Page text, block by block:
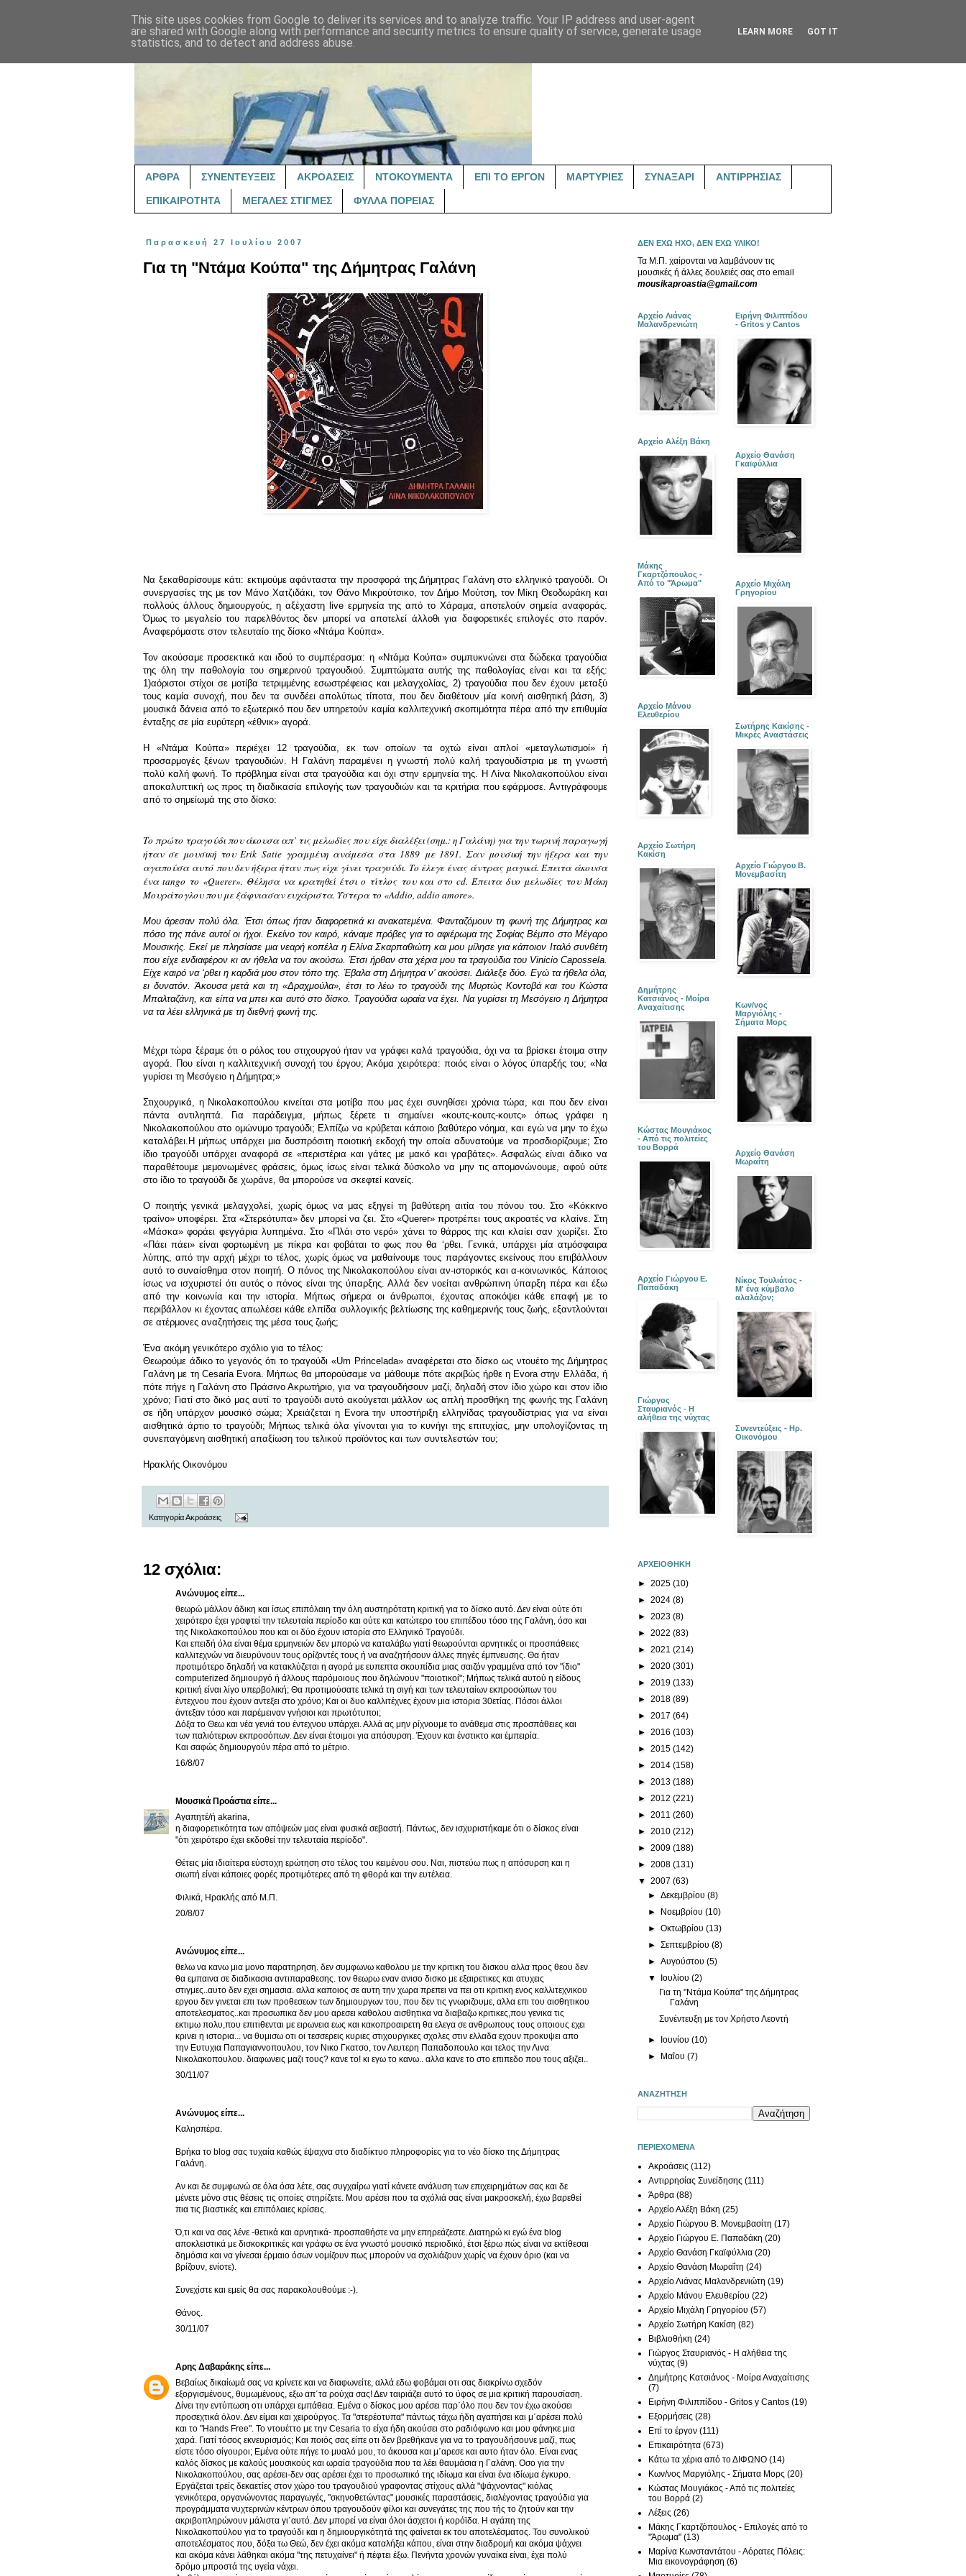
ΑΡΘΡΑ ΣΥΝΕΝΤΕΥΞΕΙΣ ΑΚΡΟΑΣΕΙΣ ΝΤΟΚΟΥΜΕΝΤΑ ΕΠΙ ΤΟ ΕΡΓΟΝ ΜΑΡΤΥΡΙΕΣ ΣΥΝΑΞΑΡΙ ΑΝΤΙΡΡΗΣΙΑΣ
ΕΠΙΚΑΙΡΟΤΗΤΑ ΜΕΓΑΛΕΣ ΣΤΙΓΜΕΣ ΦΥΛΛΑ ΠΟΡΕΙΑΣ
Παρασκευή 27 Ιουλίου 2007
Για τη "Ντάμα Κούπα" της Δήμητρας Γαλάνη
Να ξεκαθαρίσουμε κάτι: εκτιμούμε αφάνταστα την προσφορά της Δήμητρας Γαλάνη στο ελληνικό τραγούδι. Οι
συνεργασίες της με τον Μάνο Χατζιδάκι, τον Θάνο Μικρούτσικο, τον Δήμο Μούτση, τον Μίκη Θεοδωράκη και
πολλούς άλλους δημιουργούς, η αξέχαστη live ερμηνεία της από το Χάραμα, αποτελούν σημεία αναφοράς.
Όμως το μεγαλείο του παρελθόντος δεν μπορεί να αποτελεί άλλοθι για δαφορετικές επιλογές στο παρόν.
Αναφερόμαστε στον τελευταίο της δίσκο «Ντάμα Κούπα».
Τον ακούσαμε προσεκτικά και ιδού το συμπέρασμα: η «Ντάμα Κούπα» συμπυκνώνει στα δώδεκα τραγούδια
της όλη την παθολογία του σημερινού τραγουδιού. Συμπτώματα αυτής της παθολογίας είναι και τα εξής:
1)αόριστοι στίχοι σε μοτίβα τετριμμένης εσωστρέφειας και μελαγχολίας, 2) τραγούδια που δεν έχουν μεταξύ
τους καμία συνοχή, που δεν τα συνδέει απολύτως τίποτα, που δεν διαθέτουν μία κοινή αισθητική βάση, 3)
μουσικά δάνεια από το εξωτερικό που δεν υπηρετούν καμία καλλιτεχνική σκοπιμότητα πέρα από την επιθυμία
ένταξης σε μία ευρύτερη «έθνικ» αγορά.
Η «Ντάμα Κούπα» περιέχει 12 τραγούδια, εκ των οποίων τα οχτώ είναι απλοί «μεταγλωτισμοί» ή
προσαρμογές ξένων τραγουδιών. Η Γαλάνη παραμένει η γνωστή πολύ καλή τραγουδίστρια με τη γνωστή
πολύ καλή φωνή. Το πρόβλημα είναι στα τραγούδια και όχι στην ερμηνεία της. Η Λίνα Νικολακοπούλου είναι
αποκαλυπτική ως προς τη διαδικασία επιλογής των τραγουδιών και τα κριτήρια που εφάρμοσε. Αντιγράφουμε
από το σημείωμά της στο δίσκο:
Το πρώτο τραγούδι που άκουσα απ’ τις μελωδίες που είχε διαλέξει (σημ.: η Γαλάνη) για την τωρινή παραγωγή
ήταν σε μουσική του Erik Satie γραμμένη ανάμεσα στα 1889 με 1891. Σαν μουσική την ήξερα και την
αγαπούσα αυτό που δεν ήξερα ήταν πως είχε γίνει τραγούδι. Το έλεγε ένας άντρας μαγικά. Έπειτα άκουσα
ένα tango το «Querer». Θέλησα να κρατηθεί έτσι ο τίτλος του και στο cd. Έπειτα δυο μελωδίες του Μάκη
Μουράτογλου που με ξάφνιασαν ευχάριστα. Ύστερα το «Addio, addio amore».
Μου άρεσαν πολύ όλα. Έτσι όπως ήταν διαφορετικά κι ανακατεμένα. Φανταζόμουν τη φωνή της Δήμητρας και
πόσο της πάνε αυτοί οι ήχοι. Εκείνο τον καιρό, κάναμε πρόβες για το αφιέρωμα της Σοφίας Βέμπο στο Μέγαρο
Μουσικής. Εκεί με πλησίασε μια νεαρή κοπέλα η Ελίνα Σκαρπαθιώτη και μου μίλησε για κάποιον Ιταλό συνθέτη
που είχε ενδιαφέρον κι αν ήθελα να τον ακούσω. Έτσι ήρθαν στα χέρια μου τα τραγούδια του Vinicio Capossela.
Είχε καιρό να ‘ρθει η καρδιά μου στον τόπο της. Έβαλα στη Δήμητρα ν’ ακούσει. Διάλεξε δύο. Εγώ τα ήθελα όλα,
ει δυνατόν. Άκουσα μετά και τη «Δραχμούλα», έτσι το λέω το τραγούδι της Μυρτώς Κοντοβά και του Κώστα
Μπαλταζάνη, και είπα να μπει και αυτό στο δίσκο. Τραγούδια ωραία να έχει. Να γυρίσει τη Μεσόγειο η Δήμητρα
να τα λέει ελληνικά με τη διεθνή φωνή της.
Μέχρι τώρα ξέραμε ότι ο ρόλος του στιχουργού ήταν να γράφει καλά τραγούδια, όχι να τα βρίσκει έτοιμα στην
αγορά. Που είναι η καλλιτεχνική συνοχή του έργου; Ακόμα χειρότερα: ποιός είναι ο λόγος ύπαρξής του; «Να
γυρίσει τη Μεσόγειο η Δήμητρα;»
Στιχουργικά, η Νικολακοπούλου κινείται στα μοτίβα που μας έχει συνηθίσει χρόνια τώρα, και που δεν είναι
πάντα αντιληπτά. Για παράδειγμα, μήπως ξέρετε τι σημαίνει «κουτς-κουτς-κουτς» όπως γράφει η
Νικολακοπούλου στο ομώνυμο τραγούδι; Ελπίζω να κρύβεται κάποιο βαθύτερο νόημα, και εγώ να μην το έχω
καταλάβει.Η μήπως υπάρχει μια δυσπρόσιτη ποιοτική εκδοχή την οποία αδυνατούμε να προσδιορίζουμε; Στο
ίδιο τραγούδι υπάρχει αναφορά σε «περιστέρια και γάτες με μακό και γραβάτες». Ασφαλώς είναι άδικο να
παραθέτουμε μεμονωμένες φράσεις, όμως ίσως είναι τελικά δύσκολο να μην τις απομονώνουμε, αφού ούτε
στο ίδιο το τραγούδι δε χωράνε, θα μπορούσε να σκεφτεί κανείς.
Ο ποιητής γενικά μελαγχολεί, χωρίς όμως να μας εξηγεί τη βαθύτερη αιτία του πόνου του. Στο «Κόκκινο
τραίνο» υποφέρει. Στα «Στερεότυπα» δεν μπορεί να ζει. Στο «Querer» προτρέπει τους ακροατές να κλαίνε. Στη
«Μάσκα» φοράει φεγγάρια λυπημένα. Στο «Πλάι στο νερό» χάνει το θάρρος της και κλαίει σαν χωρίζει. Στο
«Πάει πάει» είναι φορτωμένη με πίκρα και φοβάται το φως που θα ‘ρθει. Γενικά, υπάρχει μία ατμόσφαιρα
λύπης, από την αρχή μέχρι το τέλος, χωρίς όμως να μαθαίνουμε τους παράγοντες εκείνους που επιβάλλουν
αυτό το συναίσθημα στον ποιητή. Ο πόνος της Νικολακοπούλου είναι αν-ιστορικός και α-κοινωνικός. Κάποιος
ίσως να ισχυριστεί ότι αυτός ο πόνος είναι της ύπαρξης. Αλλά δεν νοείται ανθρώπινη ύπαρξη πέρα και έξω
από την κοινωνία και την ιστορία. Μήπως σήμερα οι άνθρωποι, έχοντας αποκόψει κάθε επαφή με το
περιβάλλον κι έχοντας απωλέσει κάθε ελπίδα συλλογικής βελτίωσης της καθημερινής τους ζωής, εξαντλούνται
σε ατέρμονες αναζητήσεις της μέσα τους ζωής;
Ένα ακόμη γενικότερο σχόλιο για το τέλος:
Θεωρούμε άδικο το γεγονός ότι το τραγούδι «Um Princelada» αναφέρεται στο δίσκο ως ντουέτο της Δήμητρας
Γαλάνη με τη Cesaria Evora. Μήπως θα μπορούσαμε να μάθουμε πότε ακριβώς ήρθε η Evora στην Ελλάδα, ή
πότε πήγε η Γαλάνη στο Πράσινο Ακρωτήριο, για να τραγουδήσουν μαζί, δηλαδή στον ίδιο χώρο και στον ίδιο
χρόνο; Γιατί στο δικό μας αυτί το τραγούδι αυτό ακούγεται μάλλον ως απλή προσθήκη της φωνής της Γαλάνη
σε ήδη υπάρχον μουσικό σώμα; Χρειάζεται η Evora την υποστήριξη ελληνίδας τραγουδίστριας για να είναι
αισθητικά άρτιο το τραγούδι; Μήπως τελικά όλα γίνονται για το κυνήγι της επιτυχίας, μην υπολογίζοντας τη
συνεπαγόμενη αισθητική απαξίωση του τελικού προϊόντος και των συντελεστών του;
Ηρακλής Οικονόμου
ΚατηγορίαΑκροάσεις
12 σχόλια:
Ανώνυμος είπε...
θεωρώ μάλλον άδικη και ίσως επιπόλαιη την όλη αυστηρότατη κριτική για το δίσκο αυτό. Δεν είναι ούτε ότι
χειρότερο έχει γραφτεί την τελευταία περίοδο και ούτε και κατώτερο του επιπέδου τόσο της Γαλάνη, όσο και
της Νικολακοπούλου που και οι δύο έχουν ιστορία στο Ελληνικό Τραγούδι.
Και επειδή όλα είναι θέμα ερμηνειών δεν μπορώ να καταλάβω γιατί θεωρούνται αρνητικές οι προσπάθειες
καλλιτεχνών να διευρύνουν τους ορίζοντές τους ή να αναζητήσουν άλλες πηγές έμπνευσης. Θα ήταν
προτιμότερο δηλαδή να κατακλύζεται η αγορά με ευπεπτα σκουπίδια μιας σαιζόν γραμμένα από τον "ίδιο"
computerized δημιουργό ή άλλους παρόμοιους που δηλώνουν "ποιοτικοί"; Μήπως τελικά αυτού η είδους
κριτική είναι λίγο υπερβολική; Θα προτιμούσατε τελικά τη σιγή και των τελευταίων εκπροσώπων του
έντεχνου που έχουν αντεξει στο χρόνο; Και οι δυο καλλιτέχνες έχουν μια ιστορια 30ετίας. Πόσοι άλλοι
άντεξαν τόσο και παρέμειναν γνήσιοι και πρωτότυποι;
Δόξα το Θεω και νέα γενιά του έντεχνου υπάρχει. Αλλά ας μην ρίχνουμε το ανάθεμα στις προσπάθειες και
των παλιότερων εκπροσόπων. Δεν είναι έτοιμοι για απόσυρση. Έχουν και ένστικτο και έμπειρία.
Και σαφώς δημιουργούν πέρα από το μέτριο.
16/8/07
Μουσικά Προάστια είπε...
Αγαπητέ/ή akarina,
η διαφορετικότητα των απόψεών μας είναι φυσικά σεβαστή. Πάντως, δεν ισχυριστήκαμε ότι ο δίσκος είναι
"ότι χειρότερο έχει εκδοθεί την τελευταία περίοδο".
Θέτεις μία ιδιαίτερα εύστοχη ερώτηση στο τέλος του κειμένου σου. Ναι, πιστεύω πως η απόσυρση και η
σιωπή είναι κάποιες φορές προτιμότερες από τη φθορά και την ευτέλεια.
Φιλικά, Ηρακλής από Μ.Π.
20/8/07
Ανώνυμος είπε...
θελω να κανω μια μονο παρατηρηση. δεν συμφωνω καθολου με την κριτικη του δισκου αλλα προς θεου δεν
θα εμπαινα σε διαδικασια αντιπαραθεσης. τον θεωρω εναν ανισο δισκο με εξαιρετικες και ατυχεις
στιγμες..αυτο δεν εχει σημασια. αλλα καποιος σε αυτη την χωρα πρεπει να πει οτι κριτικη ενος καλλιτεχνικου
εργου δεν γινεται επι των προθεσεων των δημιουργων του, που δεν τις γνωριζουμε, αλλα επι του αισθητικου
αποτελεσματος..και προσωπικα δεν μου αρεσει καθολου αισθητικα να διαβαζω κριτικες,που γενικα τις
εκτιμω πολυ,που επιτιθενται με ειρωνεια εως και κακοπροαιρετη θα ελεγα σε ανθρωπους τους οποιους εχει
κρινει η ιστορια... να θυμισω οτι οι τεσσερεις κυριες στιχουργικες σχολες στιν ελλαδα εχουν προκυψει απο
την Ευτυχια Παπαγιαννοπουλου, τον Νικο Γκατσο, τον Λευτερη Παπαδοπουλο και τελος την Λινα
Νικολακοπουλου. διαφωνεις μαζι τους? κανε το! κι εγω το κανω.. αλλα κανε το στο επιπεδο που τους αξιζει..
30/11/07
Ανώνυμος είπε...
Καλησπέρα.
Βρήκα το blog σας τυχαία καθώς έψαχνα στο διαδίκτυο πληροφορίες για το νέο δίσκο της Δήμητρας
Γαλάνη.
Αν και δε συμφωνώ σε όλα όσα λέτε, σας συγχαίρω γιατί κάνετε ανάλυση των επιχειρημάτων σας και δε
μένετε μόνο στις θέσεις τις οποίες στηρίζετε. Μου αρέσει που τα σχόλιά σας είναι μακροσκελή, έχω βαρεθεί
πια τις βιαστικές και επιπόλαιες κρίσεις.
Ό,τι και να σας λένε -θετικά και αρνητικά- προσπαθήστε να μην επηρεάζεστε. Διατηρώ κι εγώ ένα blog
αποκλειστικά με δισκοκριτικές και γράφω σε ένα γνωστό μουσικό περιοδικό, έτσι ξέρω πώς είναι να εκτίθεσαι
δημόσια και να γίνεσαι έρμαιο όσων νομίζουν πως μπορούν να σχολιάζουν χωρίς να έχουν όριο (και να
βρίζουν, ενίοτε).
Συνεχίστε και εμείς θα σας παρακολουθούμε :-).
Θάνος.
30/11/07
Αρης Δαβαράκης είπε...
Βεβαίως δικαίωμά σας να κρίνετε και να διαφωνείτε, αλλά εδω φοβάμαι οτι σας διακρίνω σχεδόν
εξοργισμένους, θυμωμένους, εξω απ΄τα ρούχα σας! Δεν ταιριάζει αυτό το ύφος σε μια κριτική παρουσίαση.
Δίνει την εντύπωση οτι υπάρχει εμπάθεια. Εμένα ο δίσκος μου αρέσει παρ΄όλο που δεν τον έχω ακούσει
προσεχτικά όλον. Δεν είμαι και χειρούργος. Τα "στερέοτυπα" πάντως τάχω ήδη αγαπήσει και μ΄αρέσει πολύ
και το "Hands Free". Το ντουέττο με την Cesaria το είχα ήδη ακούσει στο ραδιόφωνο και μου φάνηκε μια
χαρά. Γιατί τόσος εκνευρισμός; Και ποιός σας είπε οτι δεν βρεθήκανε για να το τραγουδήσουνε μαζί, πως
είστε τόσο σίγουροι; Εμένα ούτε πήγε το μυαλό μου, το άκουσα και μ΄αρεσε και αυτο ήταν όλο. Είναι ενας
καλός δίσκος με καλούς μουσικούς και ωραία τραγούδια που τα λέει θαυμάσια η Γαλάνη. Οσο για την
Νικολακοπούλου, σας αρέσει-δεν σας αρέσει έχει το προσωπικό της ιδίωμα και είναι ένα ιδίωμα έγκυρο.
Εργάζεται τρείς δεκαετίες στον χώρο του τραγουδιού γραφοντας στίχους αλλά "ψάχνοντας" κιόλας
γενικότερα, οργανώνοντας παραγωγές, "σκηνοθετώντας" μουσικές παραστάσεις, διαλέγοντας τραγούδια για
προγράμματα νυχτερινών κέντρων όπου τραγουδούν φίλοι και συνεγάτες της που τής το ζητούν και την
ακριβοπληρώνουν μάλιστα γι΄αυτό. Δεν μπορεί να είναι όλοι άσχετοι ή κορόϊδα. Η αγάπη της
Νικολακοπούλου για το τραγούδι και η δημιουργικότητά της φαίνεται εκ του αποτελέσματος. Του συνολικού
αποτελέσματος που, δόξα τω Θεώ, δεν έχει ακόμα καταλήξει κάπου, είναι στην διαδρομή και ακόμα ψάχνει
και ακόμα κάνει λάθηκαι ακόμα "της πετυχαίνει" ή πέφτει έξω. Πενήντα χρονών γυναίκα είναι, έχει πολύ
δρόμο μπροστά της υγεία νάχει.
ΔΕΝ ΕΧΩ ΗΧΟ, ΔΕΝ ΕΧΩ ΥΛΙΚΟ!
Τα Μ.Π. χαίρονται να λαμβάνουν τις
μουσικές ή άλλες δουλειές σας στο email
mousikaproastia@gmail.com
Αρχείο Λιάνας
Μαλανδρενιώτη
Αρχείο Αλέξη Βάκη
Μάκης
Γκαρτζόπουλος -
Από το "Άρωμα"
Αρχείο Μάνου
Ελευθερίου
Αρχείο Σωτήρη
Κακίση
Δημήτρης
Κατσιάνος - Μοίρα
Αναχαίτισης
Κώστας Μουγιάκος
- Από τις πολιτείες
του Βορρά
Αρχείο Γιώργου Ε.
Παπαδάκη
Γιώργος
Σταυριανός - Η
αλήθεια της νύχτας
Ειρήνη Φιλιππίδου
- Gritos y Cantos
Αρχείο Θανάση
Γκαϊφύλλια
Αρχείο Μιχάλη
Γρηγορίου
Σωτήρης Κακίσης -
Μικρές Αναστάσεις
Αρχείο Γιώργου Β.
Μονεμβασίτη
Κων/νος
Μαργιόλης -
Σήματα Μορς
Αρχείο Θανάση
Μωραΐτη
Νίκος Τουλιάτος -
Μ' ένα κύμβαλο
αλαλάζον;
Συνεντεύξεις - Ηρ.
Οικονόμου
ΑΡΧΕΙΟΘΗΚΗ
► 2025 (10)
► 2024 (8)
► 2023 (8)
► 2022 (83)
► 2021 (214)
► 2020 (301)
► 2019 (133)
► 2018 (89)
► 2017 (64)
► 2016 (103)
► 2015 (142)
► 2014 (158)
► 2013 (188)
► 2012 (221)
► 2011 (260)
► 2010 (212)
► 2009 (188)
► 2008 (131)
▼ 2007 (63)
►Δεκεμβρίου(8)
► Νοεμβρίου(10)
►Οκτωβρίου(13)
►Σεπτεμβρίου(8)
►Αυγούστου(5)
▼ Ιουλίου(2)
Για τη "Ντάμα Κούπα" της Δήμητρας
Γαλάνη
Συνέντευξη με τον Χρήστο Λεοντή
► Ιουνίου(10)
► Μαΐου(7)
ΑΝΑΖΗΤΗΣΗ
ΠΕΡΙΕΧΟΜΕΝΑ
Ακροάσεις (112)
Αντιρρησίας Συνείδησης (111)
Άρθρα (88)
Αρχείο Αλέξη Βάκη (25)
Αρχείο Γιώργου Β. Μονεμβασίτη (17)
Αρχείο Γιώργου Ε. Παπαδάκη (20)
Αρχείο Θανάση Γκαϊφύλλια (20)
Αρχείο Θανάση Μωραΐτη (24)
Αρχείο Λιάνας Μαλανδρενιώτη (19)
Αρχείο Μάνου Ελευθερίου (22)
Αρχείο Μιχάλη Γρηγορίου (57)
Αρχείο Σωτήρη Κακίση (82)
Βιβλιοθήκη (24)
Γιώργος Σταυριανός - Η αλήθεια της
νύχτας (9)
Δημήτρης Κατσιάνος - Μοίρα Αναχαίτισης
(7)
Ειρήνη Φιλιππίδου - Gritos y Cantos (19)
Εξορμήσεις (28)
Επί το έργον (111)
Επικαιρότητα (673)
Κάτω τα χέρια από το ΔΙΦΩΝΟ (14)
Κων/νος Μαργιόλης - Σήματα Μορς (20)
Κώστας Μουγιάκος - Από τις πολιτείες
του Βορρά (2)
Λέξεις (26)
Μάκης Γκαρτζόπουλος - Επιλογές από το
"Άρωμα" (13)
Μαρίνα Κωνσταντάτου - Αόρατες Πόλεις:
Μια εικονογράφηση (6)
This site uses cookies from Google to deliver its services and to analyze traffic. Your IP address and user-agent
are shared with Google along with performance and security metrics to ensure quality of service, generate usage
statistics, and to detect and address abuse.
LEARN MORE GOT IT